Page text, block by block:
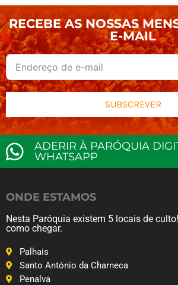
RECEBE AS NOSSAS
E-MAIL
SUBSCREVER
ADERIR À PARÓQUIA
WHATSAPP
ONDE ESTAMOS
Nesta Paróquia existem 5 locais de
como chegar.
Palhais
Santo António da Charneca
Penalva